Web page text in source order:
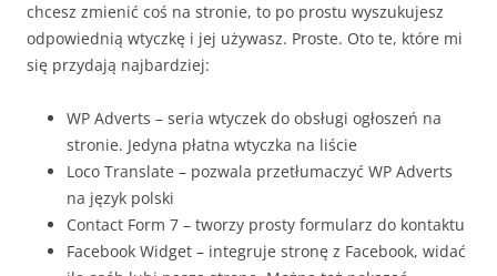
chcesz zmienić coś na stronie, to po prostu wyszukujesz
odpowiednią wtyczkę i jej używasz. Proste. Oto te, które mi
się przydają najbardziej:
WP Adverts – seria wtyczek do obsługi ogłoszeń na
stronie. Jedyna płatna wtyczka na liście
Loco Translate – pozwala przetłumaczyć WP Adverts
na język polski
Contact Form 7 – tworzy prosty formularz do kontaktu
Facebook Widget – integruje stronę z Facebook, widać